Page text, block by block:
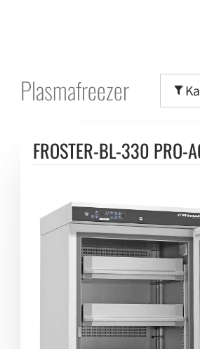
Plasmafreezer
Ultratiefkühltruhen -
Ultratiefkühlschränke -
Laborkühlschränke
FROSTER-BL-330 PRO-